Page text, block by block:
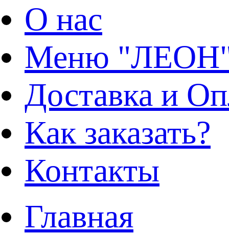
О нас
Меню
Доставка и
Как заказать?
Контакты
Главная